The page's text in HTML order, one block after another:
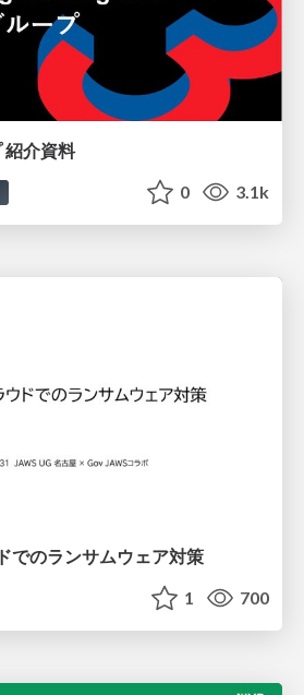
紹介資料
0 3.1k
でのランサムウェア対策
1 700